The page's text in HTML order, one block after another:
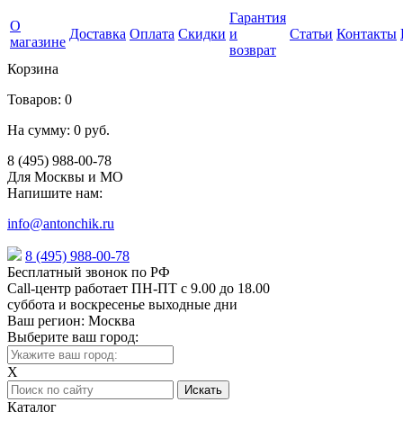
О
магазине
Доставка Оплата Скидки
Гарантия
и
возврат
Статьи Контакты
Корзина
Товаров: 0
На сумму: 0 руб.
8 (495) 988-00-78
Для Москвы и МО
Напишите нам:
info@antonchik.ru
8 (495) 988-00-78
Бесплатный звонок по РФ
Call-центр работает ПН-ПТ с 9.00 до 18.00
суббота и воскресенье выходные дни
Ваш регион: Москва
Выберите ваш город:
X
Каталог